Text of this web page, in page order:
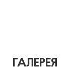
ГАЛЕРЕЯ